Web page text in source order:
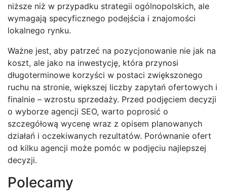
niższe niż w przypadku strategii ogólnopolskich, ale
wymagają specyficznego podejścia i znajomości
lokalnego rynku.
Ważne jest, aby patrzeć na pozycjonowanie nie jak na
koszt, ale jako na inwestycję, która przynosi
długoterminowe korzyści w postaci zwiększonego
ruchu na stronie, większej liczby zapytań ofertowych i
finalnie – wzrostu sprzedaży. Przed podjęciem decyzji
o wyborze agencji SEO, warto poprosić o
szczegółową wycenę wraz z opisem planowanych
działań i oczekiwanych rezultatów. Porównanie ofert
od kilku agencji może pomóc w podjęciu najlepszej
decyzji.
Polecamy